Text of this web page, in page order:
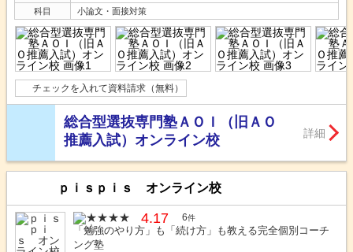
科目
小論文・面接対策
チェックを入れて資料請求（無料）
総合型選抜専門塾ＡＯＩ（旧ＡＯ
推薦入試）オンライン校
詳細
ｐｉｓｐｉｓ オンライン校
4.17 6件
「勉強のやり方」も「続け方」も教える完全個別コーチ
ング塾